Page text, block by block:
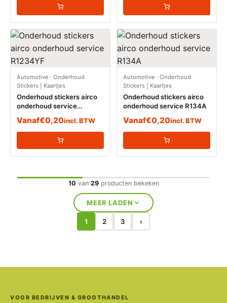
Automotive · Onderhoud
Stickers | Kaartjes
Onderhoud stickers airco
onderhoud service
Vanaf€0,20incl. BTW
Automotive · Onderhoud
Stickers | Kaartjes
Onderhoud stickers airco
onderhoud service R134A
Vanaf€0,20incl. BTW
10 van 29producten bekeken
MEER LADEN
1 2 3 ›
VOOR BEDRIJVEN & GROOTHANDEL